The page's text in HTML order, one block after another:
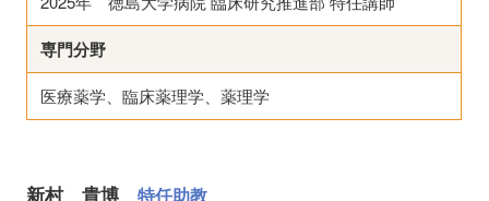
専門分野
医療薬学、臨床薬理学、薬理学
新村 貴博特任助教